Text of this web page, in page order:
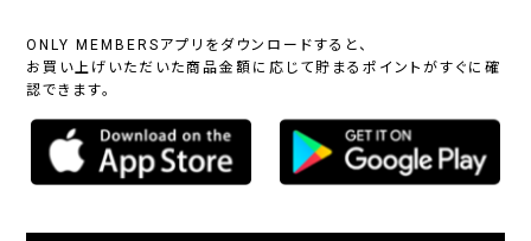
ONLY MEMBERSアプリをダウンロードすると、
お買い上げいただいた商品金額に応じて貯まるポイントがすぐに確
認できます。